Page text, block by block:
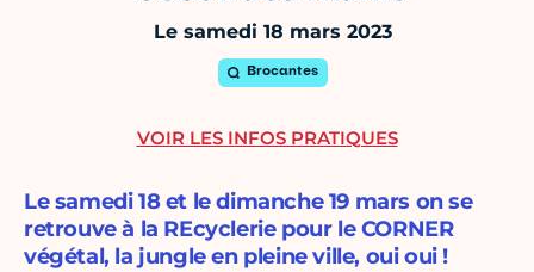
Le samedi 18 mars 2023
Brocantes
Le samedi 18 et le dimanche 19 mars on se
retrouve à la REcyclerie pour le CORNER
végétal, la jungle en pleine ville, oui oui !
VOIR LES INFOS PRATIQUES